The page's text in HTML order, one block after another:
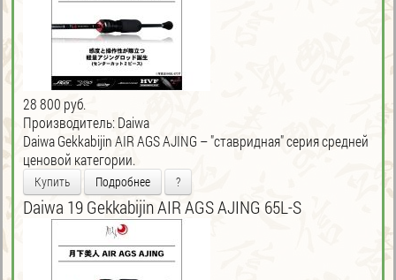
28 800 руб.
Производитель:Daiwa
Daiwa Gekkabijin AIR AGS AJING – "ставридная" серия средней
ценовой категории.
Купить Подробнее ?
Daiwa 19 Gekkabijin AIR AGS AJING 65L-S